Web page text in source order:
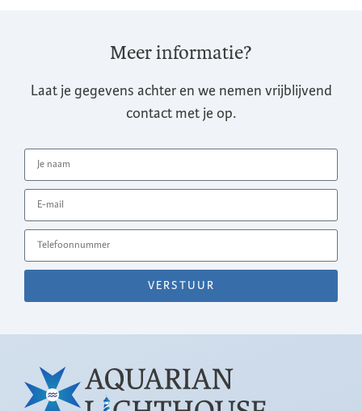
Meer informatie?
Laat je gegevens achter en we nemen vrijblijvend
contact met je op.
VERSTUUR